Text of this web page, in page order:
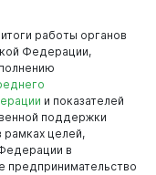
работы органов
Федерации,
и показателей
поддержки
рамках целей,
в
предпринимательство